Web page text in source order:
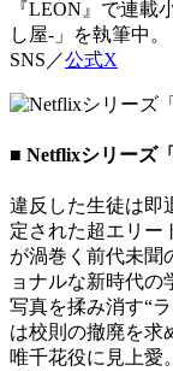
『LEON』で連載
し屋-」を執筆中。
SNS／公式X
■ Netflixシリーズ
違反した生徒は即
定された超エリー
が渦巻く前代未聞
ョナルな新時代の
写真を揉み消す“
は校則の撤廃を求
唯千花役に見上愛